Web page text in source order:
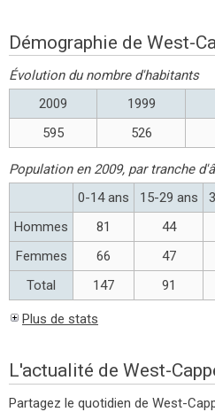
Démographie de West-
Évolution du nombre d'habitants
2009
1999
595
526
Population en 2009, par tranche
0-14 ans
15-29 ans
Hommes
81 44
Femmes
66 47
Total
147 91
Plus de stats
L'actualité de West-
Partagez le quotidien de West-